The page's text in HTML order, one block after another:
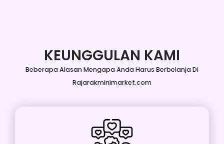
KEUNGGULAN KAMI
Beberapa Alasan Mengapa Anda Harus Berbelanja Di
Rajarakminimarket.com